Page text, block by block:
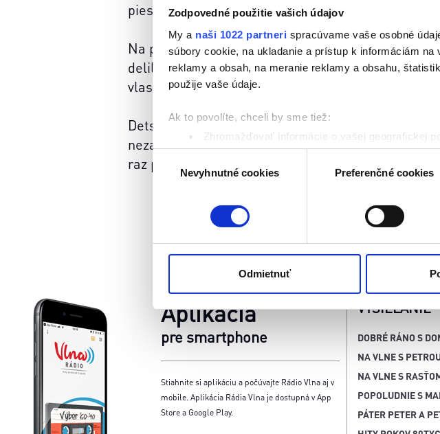
Zodpovedné použitie vašich údajov
My a naši 1022 partneri spracúvame vaše osobné
súbory cookie, na ukladanie a prístup k informáciám
reklamy a obsah, na meranie reklamy a obsahu,
použije vaše údaje.
Ak to povolíte, chceli by sme tiež:
Zhromažďovať informácie o vašej geografickej
Identifikovať vaše zariadenie aktívnym
Viac informácií o tom, ako sa spracúvajú vaše osobné
Naša webstránka používa cookies. Aktívnym
jednoducho ako ste nám ho udelili opätovným
súhlasu nemá vplyv na zákonnosť spracúvania
súhlasuNevyhnutné cookies Preferenčné cookies
Odmietnuť
pieskovom projekte.
Na pieskovisku sa zabúdalo na čas. Rodičia
delili sa o formičky alebo súperili o najväčší
vlasov aj za tričko –, ale nikomu to nevadilo.
Detské ihriská aj dnes hrajú všetkými farbami a
nezameniteľné čaro. Je to miesto, kde sa rozvíja
raz postavil pieskový hrad, ten vie, že šťastie môže
Aplikácia
pre smartphone
Stiahnite si aplikáciu a počúvajte Rádio Vlna aj v
mobile. Aplikácia Rádia Vlna je dostupná v App
Store a Google Play.
VYSIELANIE
DOBRÉ RÁNO S
NA VLNE S
NA VLNE S
POPOLUDNIE S
PÁTER PETER A